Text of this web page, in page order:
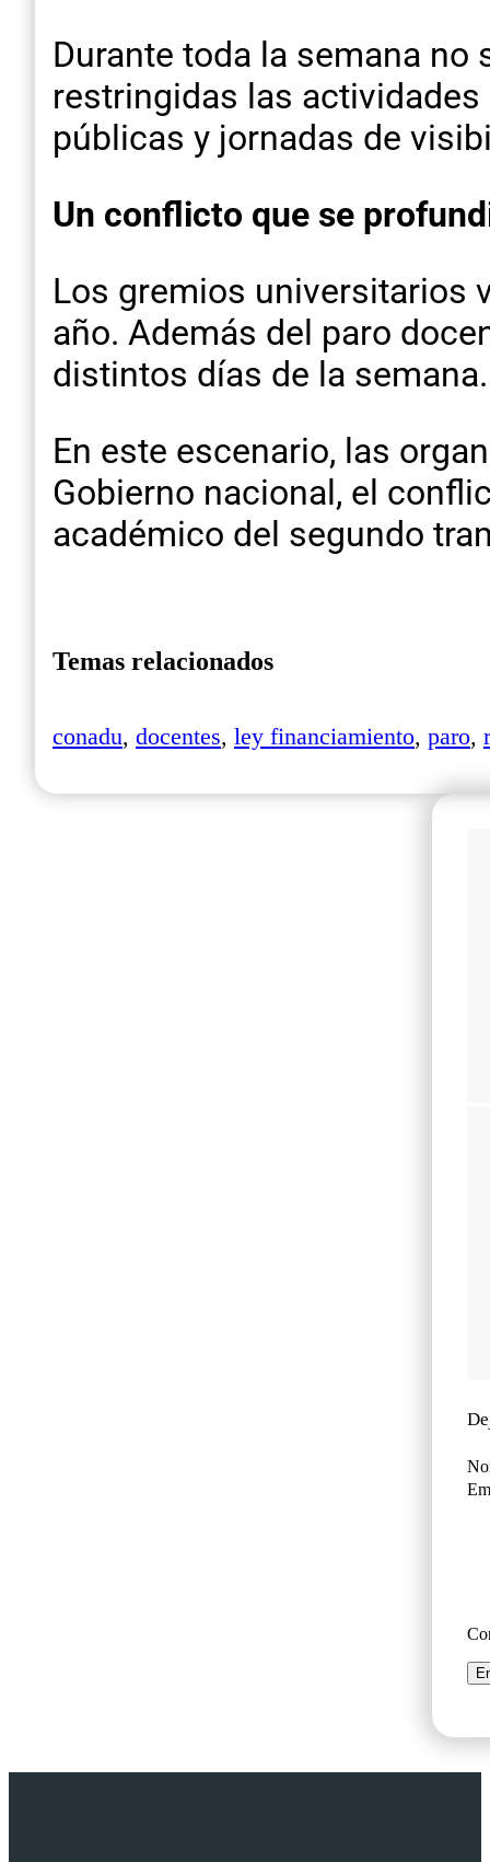
Durante toda la semana
restringidas las
públicas y jornadas de
Un conflicto que se
Los gremios universitarios
año. Además del paro
distintos días de la semana.
En este escenario, las
Gobierno nacional, el
académico del segundo
Temas relacionados
conadu, docentes, ley financiamiento, paro,